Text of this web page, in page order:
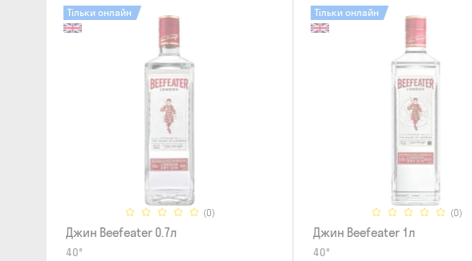
(0)
Тільки онлайн
Джин Beefeater 0.7л
40°
(0)
Тільки онлайн
Джин Beefeater 1л
40°